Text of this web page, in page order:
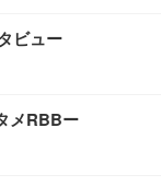
ビュー
メRBBー